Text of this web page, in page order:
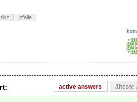
tikz pfeile
active answers älteste